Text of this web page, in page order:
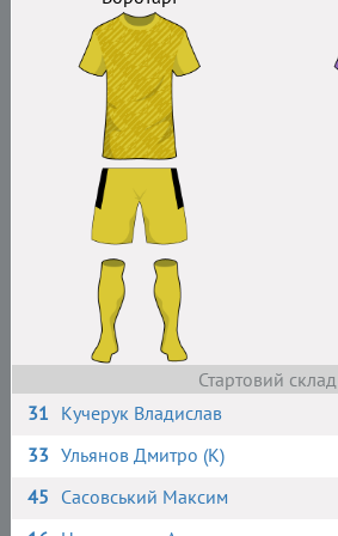
Стартовий склад
31 Кучерук Владислав
33 Ульянов Дмитро (К)
45 Сасовський Максим